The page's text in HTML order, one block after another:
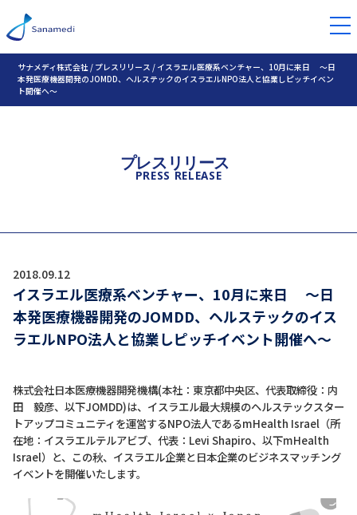
サナメディ株式会社 / プレスリリース / イスラエル医療系ベンチャー、10月に来日 ～日
本発医療機器開発のJOMDD、ヘルステックのイスラエルNPO法人と協業しピッチイベン
ト開催へ～
プレスリリース
PRESS RELEASE
2018.09.12
イスラエル医療系ベンチャー、10月に来日 ～日
本発医療機器開発のJOMDD、ヘルステックのイス
ラエルNPO法人と協業しピッチイベント開催へ～
株式会社日本医療機器開発機構(本社：東京都中央区、代表取締役：内
田 毅彦、以下JOMDD)は、イスラエル最大規模のヘルステックスター
トアップコミュニティを運営するNPO法人であるmHealth Israel（所
在地：イスラエルテルアビブ、代表：Levi Shapiro、以下mHealth
Israel）と、この秋、イスラエル企業と日本企業のビジネスマッチング
イベントを開催いたします。